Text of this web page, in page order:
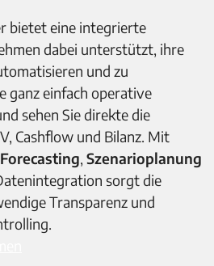
bietet eine integrierte
dabei unterstützt, ihre
und zu
ganz einfach operative
sehen Sie direkte die
Cashflow und Bilanz. Mit
, Szenarioplanung
sorgt die
Transparenz und